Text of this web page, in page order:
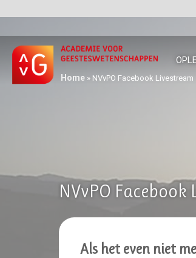
Home» NVvPO Facebook Livestream
NVvPO Facebook
Als het even niet